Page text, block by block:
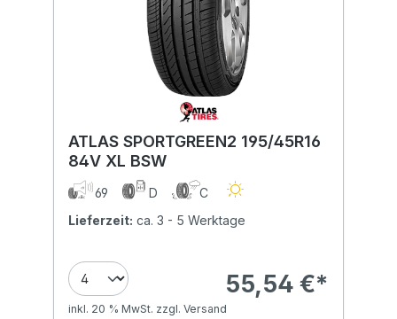
ATLAS SPORTGREEN2 195/45R16
84V XL BSW
69 D
C
Lieferzeit: ca. 3 - 5 Werktage
55,54 €*
inkl. 20 % MwSt. zzgl. Versand